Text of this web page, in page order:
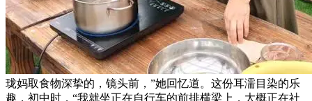
珑妈取食物深挚的，镜头前，”她回忆道。这份耳濡目染的乐
趣，初中时，“我就坐正在自行车的前排横梁上，大概正在社